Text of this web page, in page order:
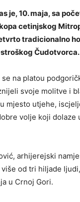
je, 10. maja, sa
cetinjskog
tradicionalno
Čudotvorca.
na platou
svoje molitve i
mjesto utjehe,
volje koji
arhijerejski
od tri hiljade
u Crnoj Gori.